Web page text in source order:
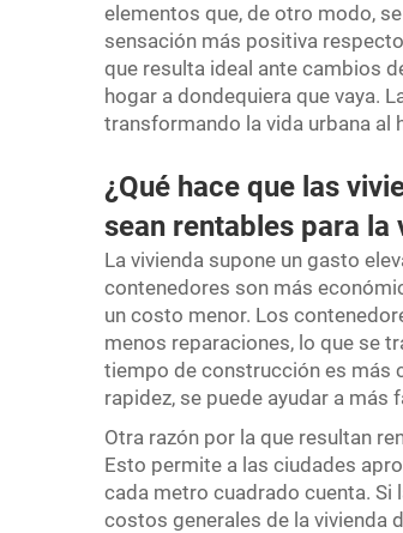
elementos que, de otro modo,
sensación más positiva
que resulta ideal ante cambios
hogar a dondequiera que vaya.
transformando la vida urbana al
¿Qué hace que las
sean rentables para la
La vivienda supone un gasto
contenedores son más
un costo menor. Los
menos reparaciones, lo que se
tiempo de construcción es más
rapidez, se puede ayudar a
Otra razón por la que resultan
Esto permite a las ciudades
cada metro cuadrado cuenta. Si
costos generales de la vivienda